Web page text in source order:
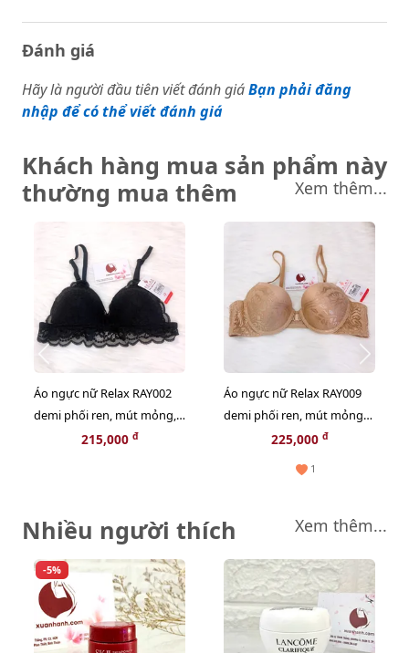
Đánh giá
Hãy là người đầu tiên viết đánh giáBạn phải đăng
nhập để có thể viết đánh giá
Khách hàng mua sản phẩm này
thường mua thêm
Xem thêm...
Áo ngực nữ Relax RAY002
demi phối ren, mút mỏng,
không gọng, cài sau size L
215,000 đ
Áo ngực nữ Relax RAY009
demi phối ren, mút mỏng
êm ái A80225,000 đ
1
Nhiều người thích Xem thêm...
-5%